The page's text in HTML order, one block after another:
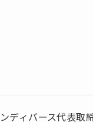
ディバース代表取